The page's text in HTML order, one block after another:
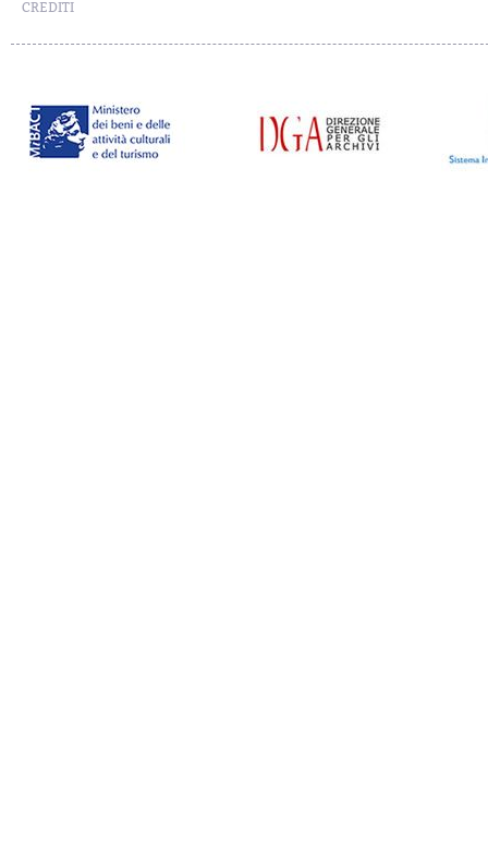
CREDITI